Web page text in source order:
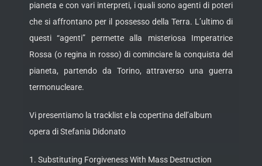
pianeta e con vari interpreti, i quali sono agenti di poteri
che si affrontano per il possesso della Terra. L’ultimo di
questi “agenti” permette alla misteriosa Imperatrice
Rossa (o regina in rosso) di cominciare la conquista del
pianeta, partendo da Torino, attraverso una guerra
termonucleare.
Vi presentiamo la tracklist e la copertina dell’album
opera di Stefania Didonato
1. Substituting Forgiveness With Mass Destruction